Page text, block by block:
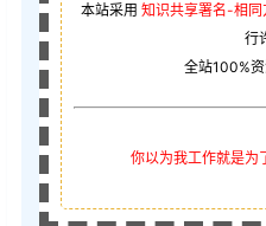
本站采用 知识共享署名-相
行
全站100%
你以为我工作就是为